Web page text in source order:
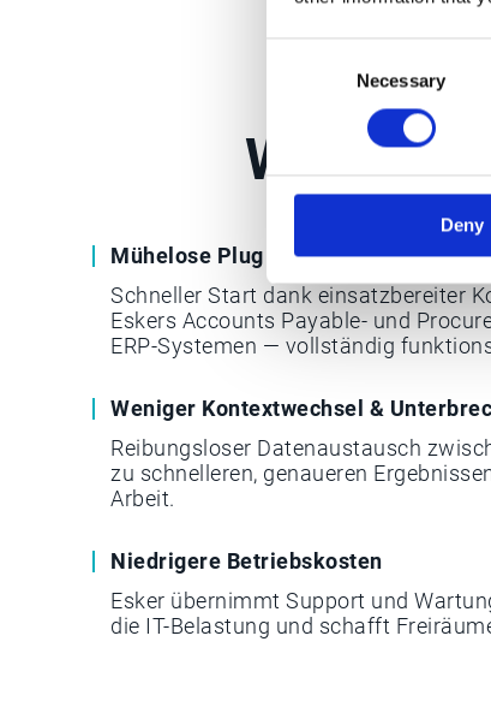
Necessary
Deny
Warum
Mühelose Plug & Play-Integration
Schneller Start dank einsatzbereiter
Eskers Accounts Payable- und
ERP-Systemen — vollständig
Weniger Kontextwechsel &
Reibungsloser Datenaustausch
zu schnelleren, genaueren
Arbeit.
Niedrigere Betriebskosten
Esker übernimmt Support und
die IT-Belastung und schafft